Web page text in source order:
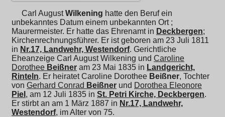
Carl August Wilkening hatte den Beruf ein
unbekanntes Datum einem unbekannten Ort ;
Maurermeister. Er hatte das Ehrenamt in Deckbergen;
Kirchenrechnungsführer. Er ist geboren am 23 Juli 1811
in Nr.17, Landwehr, Westendorf. Gerichtliche
Eheanzeige Carl August Wilkening und Caroline
Dorothee Beißner am 23 Mai 1835 in Landgericht,
Rinteln. Er heiratetCaroline Dorothee Beißner, Tochter
von Gerhard Conrad Beißner und Dorothea Eleonore
Piel , am 12 Juli 1835 in St. Petri Kirche, Deckbergen.
Er stirbt an am 1 März 1887 in Nr.17, Landwehr,
Westendorf, im Alter von 75.